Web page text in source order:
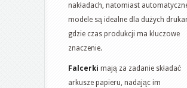
nakładach, natomiast
modele są idealne dla dużych
gdzie czas produkcji ma kluczowe
znaczenie.
Falcerki mają za zadanie składać
arkusze papieru, nadając im